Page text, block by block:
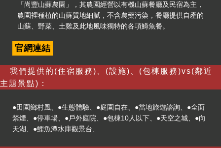
「尚豐山蘇農園」，其農園經營以有機山蘇餐廳及民宿為主，
農園裡種植的山蘇質地細膩，不含農藥污染，餐廳提供自產的
山蘇、野菜、土雞及此地風味獨特的各項鱒魚餐。
官網連結
我們提供的(住宿服務)、(設施)、(包棟服務)vs(鄰近
主題景點)：
●田園鄉村風、●生態體驗、●庭園自在、●當地旅遊諮詢、●全面
禁煙、●停車場、●戶外庭院、●包棟10人以下、●天空之城、●向
天湖、●鯉魚潭水庫觀景台、